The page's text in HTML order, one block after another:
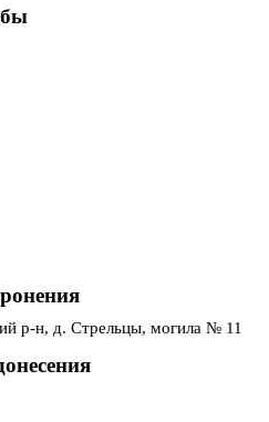
р-н, д. Стрельцы, могила № 11